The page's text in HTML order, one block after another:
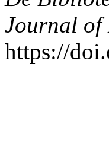
Journal of
https://